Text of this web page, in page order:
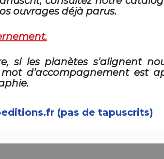
ouvrages déjà parus.
si les planètes s'alignent
d'accompagnement est
(pas de tapuscrits)